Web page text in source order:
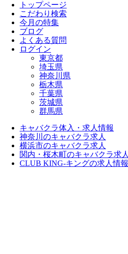
トップページ
こだわり検索
今月の特集
ブログ
よくある質問
ログイン
東京都
埼玉県
神奈川県
栃木県
千葉県
茨城県
群馬県
キャバクラ体入・求人情報
神奈川のキャバクラ求人
横浜市のキャバクラ求人
関内・桜木町のキャバクラ求人
CLUB KING-キングの求人情報